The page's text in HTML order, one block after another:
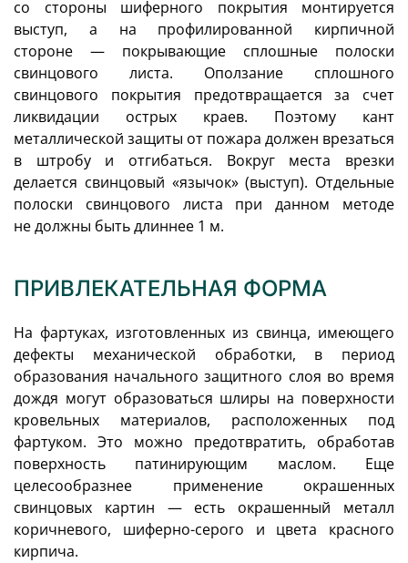
со стороны шиферного покрытия монтируется
выступ, а на профилированной кирпичной
стороне — покрывающие сплошные полоски
свинцового листа. Оползание сплошного
свинцового покрытия предотвращается за счет
ликвидации острых краев. Поэтому кант
металлической защиты от пожара должен врезаться
в штробу и отгибаться. Вокруг места врезки
делается свинцовый «язычок» (выступ). Отдельные
полоски свинцового листа при данном методе
не должны быть длиннее 1 м.
ПРИВЛЕКАТЕЛЬНАЯ ФОРМА
На фартуках, изготовленных из свинца, имеющего
дефекты механической обработки, в период
образования начального защитного слоя во время
дождя могут образоваться шлиры на поверхности
кровельных материалов, расположенных под
фартуком. Это можно предотвратить, обработав
поверхность патинирующим маслом. Еще
целесообразнее применение окрашенных
свинцовых картин — есть окрашенный металл
коричневого, шиферно-серого и цвета красного
кирпича.